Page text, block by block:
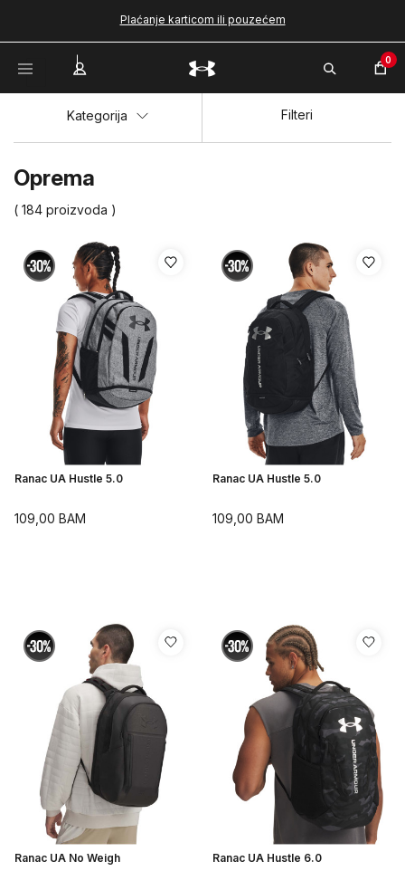
Plaćanje karticom ili pouzećem
0
Oprema
( 184 proizvoda )
Kategorija Filteri
Ranac UA Hustle 5.0
109,00 BAM
Ranac UA Hustle 5.0
109,00 BAM
Ranac UA No Weigh Ranac UA Hustle 6.0